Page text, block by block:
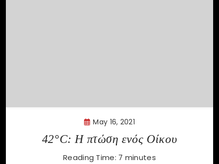
May 16, 2021
42°C: Η πτώση ενός Οίκου
Reading Time: 7 minutes